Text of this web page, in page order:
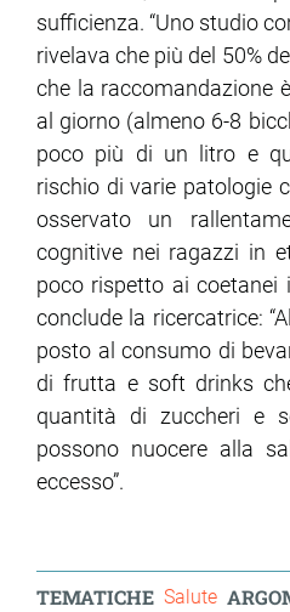
sufficienza. “Uno studio
rivelava che più del 50%
che la raccomandazione
al giorno (almeno 6-8
poco più di un litro e
rischio di varie patologie
osservato un
cognitive nei ragazzi in
poco rispetto ai coetanei
conclude la ricercatrice:
posto al consumo di
di frutta e soft drinks
quantità di zuccheri e
possono nuocere alla
eccesso”.
TEMATICHE Salute